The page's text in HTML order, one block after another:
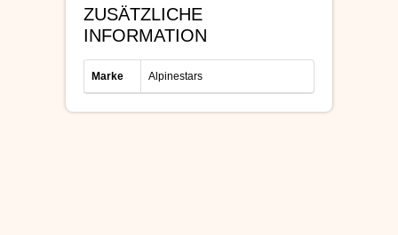
ZUSÄTZLICHE
INFORMATION
Marke Alpinestars